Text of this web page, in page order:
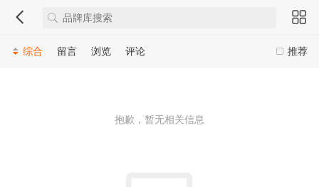
推荐
综合 留言 浏览 评论
抱歉，暂无相关信息